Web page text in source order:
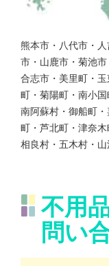
熊本市・八代市・
市・山鹿市・菊池
合志市・美里町・
町・菊陽町・南小
南阿蘇村・御船町
町・芦北町・津奈
相良村・五木村・
不用
問い